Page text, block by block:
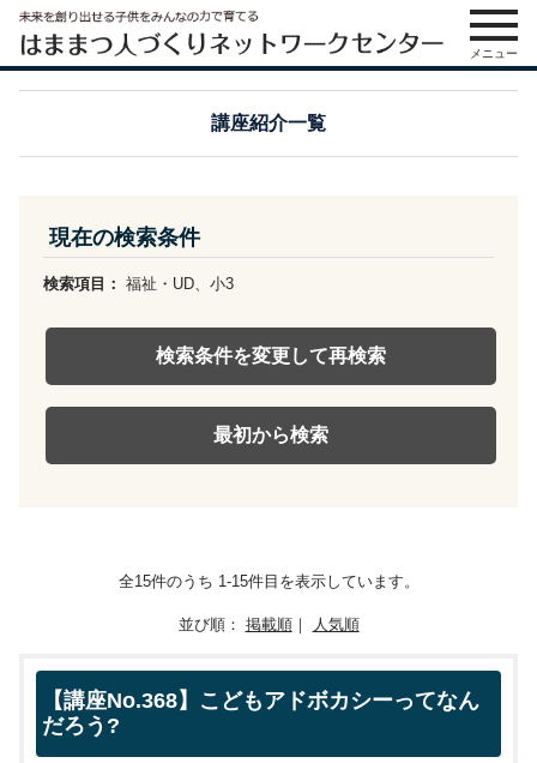
メニュー
講座紹介一覧
現在の検索条件
検索項目： 福祉・UD、小3
検索条件を変更して再検索
最初から検索
全15件のうち 1-15件目を表示しています。
並び順： 掲載順｜ 人気順
【講座No.368】こどもアドボカシーってなん
だろう?